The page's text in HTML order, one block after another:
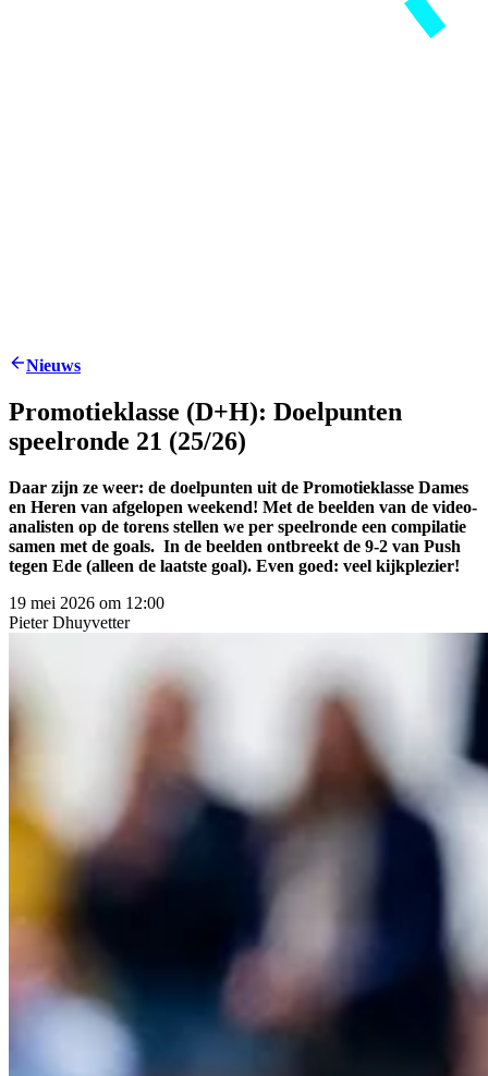
Nieuws
Promotieklasse (D+H): Doelpunten
speelronde 21 (25/26)
Daar zijn ze weer: de doelpunten uit de Promotieklasse Dames
en Heren van afgelopen weekend! Met de beelden van de video-
analisten op de torens stellen we per speelronde een compilatie
samen met de goals. In de beelden ontbreekt de 9-2 van Push
tegen Ede (alleen de laatste goal). Even goed: veel kijkplezier!
19 mei 2026 om 12:00
PieterDhuyvetter